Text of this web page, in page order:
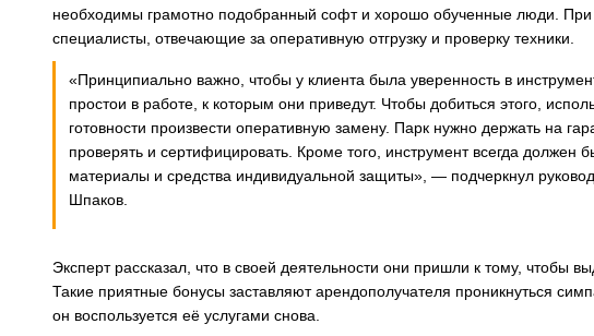
необходимы грамотно подобранный софт и хорошо обученные люди.
специалисты, отвечающие за оперативную отгрузку и проверку техники.
«Принципиально важно, чтобы у клиента была уверенность в
простои в работе, к которым они приведут. Чтобы добиться этого,
готовности произвести оперативную замену. Парк нужно держать на
проверять и сертифицировать. Кроме того, инструмент всегда
материалы и средства индивидуальной защиты», — подчеркнул
Шпаков.
Эксперт рассказал, что в своей деятельности они пришли к тому, чтобы
Такие приятные бонусы заставляют арендополучателя проникнуться
он воспользуется её услугами снова.